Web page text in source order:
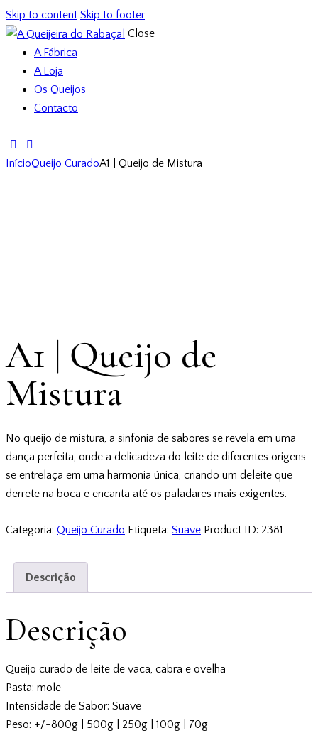
Skip to content Skip to footer
Close
A Fábrica
A Loja
Os Queijos
Contacto
InícioQueijo CuradoA1 | Queijo de Mistura
A1 | Queijo de
Mistura
No queijo de mistura, a sinfonia de sabores se revela em uma
dança perfeita, onde a delicadeza do leite de diferentes origens
se entrelaça em uma harmonia única, criando um deleite que
derrete na boca e encanta até os paladares mais exigentes.
Categoria: Queijo Curado Etiqueta: Suave Product ID: 2381
Descrição
Descrição
Queijo curado de leite de vaca, cabra e ovelha
Pasta: mole
Intensidade de Sabor: Suave
Peso: +/-800g | 500g | 250g | 100g | 70g